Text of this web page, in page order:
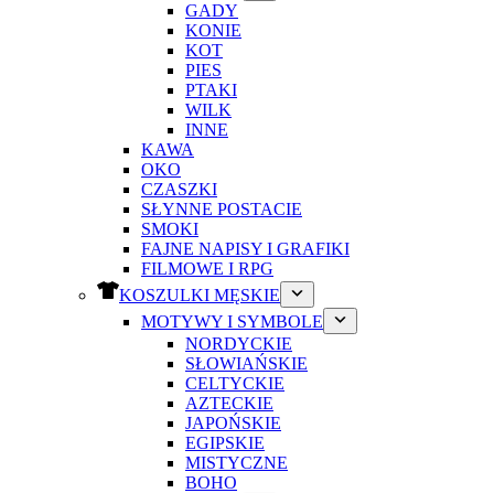
GADY
KONIE
KOT
PIES
PTAKI
WILK
INNE
KAWA
OKO
CZASZKI
SŁYNNE POSTACIE
SMOKI
FAJNE NAPISY I GRAFIKI
FILMOWE I RPG
KOSZULKI MĘSKIE
MOTYWY I SYMBOLE
NORDYCKIE
SŁOWIAŃSKIE
CELTYCKIE
AZTECKIE
JAPOŃSKIE
EGIPSKIE
MISTYCZNE
BOHO